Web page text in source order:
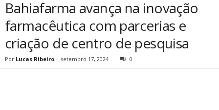
Bahiafarma avança na inovação
farmacêutica com parcerias e
criação de centro de pesquisa
Por Lucas Ribeiro - setembro 17, 2024 0